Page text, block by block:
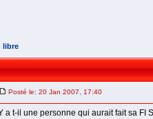
libre
Posté le: 20 Jan 2007, 17:40
a t-il une personne qui aurait fait sa FI